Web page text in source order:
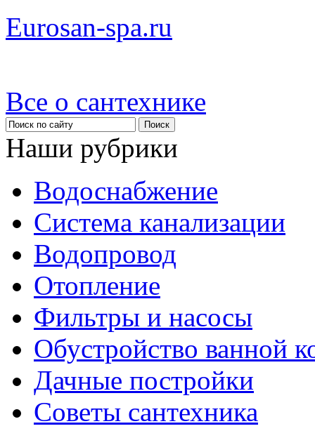
Eurosan-spa.ru
Все о сантехнике
Наши рубрики
Водоснабжение
Система канализации
Водопровод
Отопление
Фильтры и насосы
Обустройство ванной
Дачные постройки
Советы сантехника